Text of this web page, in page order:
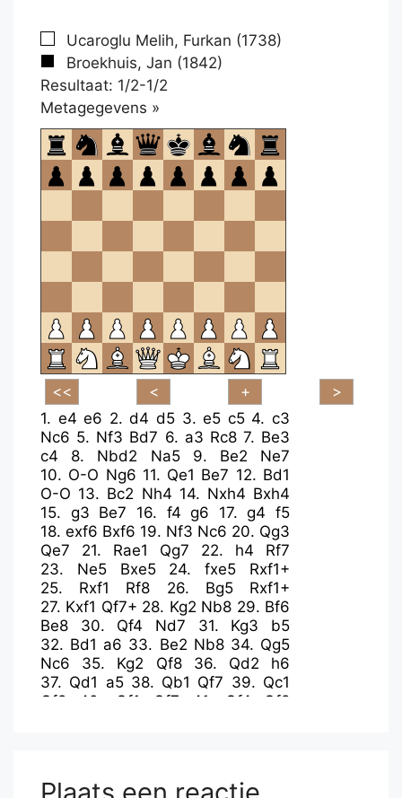
Ucaroglu Melih, Furkan (1738)
Broekhuis, Jan (1842)
Resultaat: 1/2-1/2
Metagegevens »
om
te
openen.
1. e4 e6 2.d4 d5 3.e5 c5 4.c3
Nc6 5. Nf3 Bd7 6. a3 Rc8 7. Be3
c4
8. Nbd2 Na5 9. Be2
Ne7
10. O-O Ng6 11. Qe1 Be7 12. Bd1
O-O 13. Bc2 Nh4 14. Nxh4 Bxh4
15. g3 Be7 16. f4 g6 17.g4 f5
18. exf6 Bxf6 19. Nf3 Nc6 20. Qg3
Qe7
21. Rae1 Qg7 22. h4
Rf7
23. Ne5 Bxe5 24.fxe5
Rxf1+
25. Rxf1 Rf8 26. Bg5
Rxf1+
27. Kxf1 Qf7+ 28. Kg2 Nb8 29. Bf6
Be8
30. Qf4 Nd7 31. Kg3
b5
32. Bd1 a6 33. Be2 Nb8 34. Qg5
Nc6
35. Kg2 Qf8 36. Qd2
h6
37. Qd1 a5 38. Qb1 Qf7 39. Qc1
Qf8
40. Qf1 Qf7 41. Qf4
Qf8